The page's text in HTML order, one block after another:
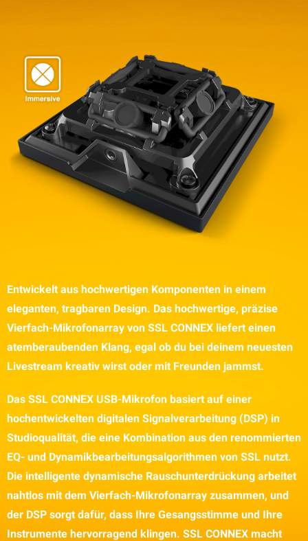
Entwickelt aus hochwertigen Komponenten in einem
eleganten, tragbaren Design. Das hochwertige, präzise
Vierfach-Mikrofonarray von SSL CONNEX liefert einen
atemberaubenden Klang, egal ob du bei deinem neuesten
Livestream kreativ wirst oder mit Freunden jammst.
Das SSL CONNEX USB-Mikrofon basiert auf einer
hochentwickelten digitalen Signalverarbeitung (DSP) in
Studioqualität, die eine Kombination aus den renommierten
EQ- und Dynamikbearbeitungsalgorithmen von SSL nutzt.
Die intelligente dynamische Rauschunterdrückung arbeitet
nahtlos mit dem Vierfach-Mikrofonarray zusammen, und
der DSP sorgt dafür, dass Ihre Gesangsstimme und Ihre
Instrumente hervorragend klingen. SSL CONNEX macht